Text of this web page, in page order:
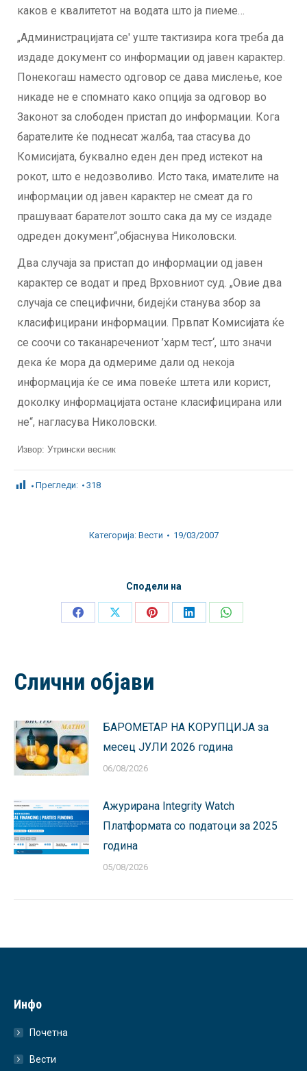
каков е квалитетот на водата што ја пиеме…
„Администрацијата се' уште тактизира кога треба да
издаде документ со информации од јавен карактер.
Понекогаш наместо одговор се дава мислење, кое
никаде не е спомнато како опција за одговор во
Законот за слободен пристап до информации. Кога
барателите ќе поднесат жалба, таа стасува до
Комисијата, буквално еден ден пред истекот на
рокот, што е недозволиво. Исто така, имателите на
информации од јавен карактер не смеат да го
прашуваат барателот зошто сака да му се издаде
одреден документ“,објаснува Николовски.
Два случаја за пристап до информации од јавен
карактер се водат и пред Врховниот суд. „Овие два
случаја се специфични, бидејќи станува збор за
класифицирани информации. Првпат Комисијата ќе
се соочи со таканаречениот ’харм тест‘, што значи
дека ќе мора да одмериме дали од некоја
информација ќе се има повеќе штета или корист,
доколку информацијата остане класифицирана или
не“, нагласува Николовски.
Извор: Утрински весник
Прегледи: 318
Категорија: Вести 19/03/2007
Сподели на
Share
Share
Share
Share
Share
Слични објави
БАРОМЕТАР НА КОРУПЦИЈА за
месец ЈУЛИ 2026 година
06/08/2026
Ажурирана Integrity Watch
Платформата со податоци за 2025
година
05/08/2026
Инфо
Почетна
Вести